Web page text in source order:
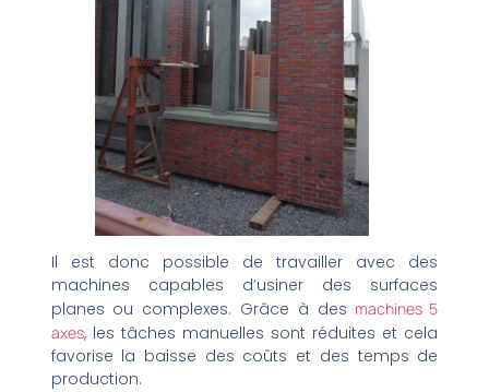
Il est donc possible de travailler avec des
machines capables d’usiner des surfaces
planes ou complexes. Grâce à des machines 5
axes, les tâches manuelles sont réduites et cela
favorise la baisse des coûts et des temps de
production.